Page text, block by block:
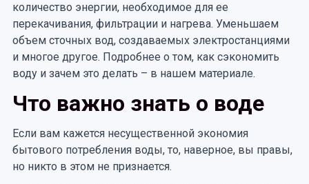
количество энергии, необходимое для ее
перекачивания, фильтрации и нагрева. Уменьшаем
объем сточных вод, создаваемых электростанциями
и многое другое. Подробнее о том, как сэкономить
воду и зачем это делать – в нашем материале.
Что важно знать о воде
Если вам кажется несущественной экономия
бытового потребления воды, то, наверное, вы правы,
но никто в этом не признается.